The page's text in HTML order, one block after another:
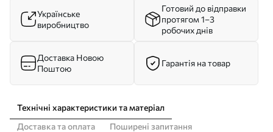
Українське
виробництво
Готовий до відправки
протягом 1–3
робочих днів
Доставка Новою
Поштою
Гарантія на товар
Технічні характеристики та матеріал
Доставка та оплата
Поширені запитання